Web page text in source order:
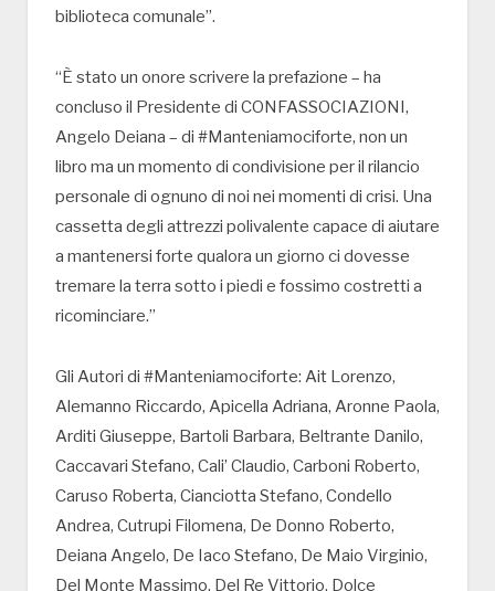
biblioteca comunale”.
“È stato un onore scrivere la prefazione – ha
concluso il Presidente di CONFASSOCIAZIONI,
Angelo Deiana – di #Manteniamociforte, non un
libro ma un momento di condivisione per il rilancio
personale di ognuno di noi nei momenti di crisi. Una
cassetta degli attrezzi polivalente capace di aiutare
a mantenersi forte qualora un giorno ci dovesse
tremare la terra sotto i piedi e fossimo costretti a
ricominciare.”
Gli Autori di #Manteniamociforte: Ait Lorenzo,
Alemanno Riccardo, Apicella Adriana, Aronne Paola,
Arditi Giuseppe, Bartoli Barbara, Beltrante Danilo,
Caccavari Stefano, Cali’ Claudio, Carboni Roberto,
Caruso Roberta, Cianciotta Stefano, Condello
Andrea, Cutrupi Filomena, De Donno Roberto,
Deiana Angelo, De Iaco Stefano, De Maio Virginio,
Del Monte Massimo, Del Re Vittorio, Dolce